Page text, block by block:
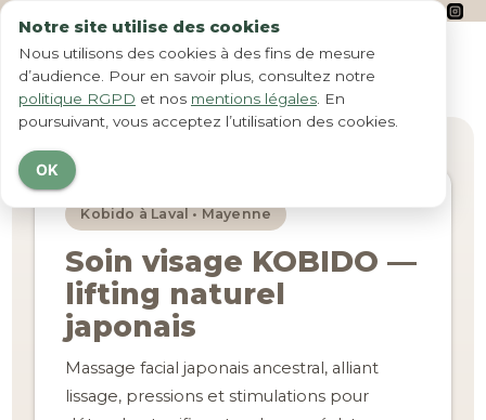
menu
Kobido à Laval • Mayenne
Soin visage KOBIDO —
lifting naturel
japonais
Massage facial japonais ancestral, alliant
lissage, pressions et stimulations pour
Notre site utilise des cookies
Nous utilisons des cookies à des fins de mesure
d’audience. Pour en savoir plus, consultez notre
politique RGPD et nos mentions légales . En
poursuivant, vous acceptez l’utilisation des cookies.
OK